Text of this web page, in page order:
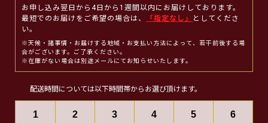
お申し込み翌日から4日から1週間以内にお届けしております。
最短でのお届けをご希望の場合は、
「指定なし」
としてくださ
い。
※天候・諸事情・お届けする地域・お支払い方法によって、若干前後する場
合がございます。ご了承ください。
※在庫がない場合は別途メールにてお知らせいたします。
配送時間については以下時間帯からお選び頂けます。
1 2 3 4 5 6